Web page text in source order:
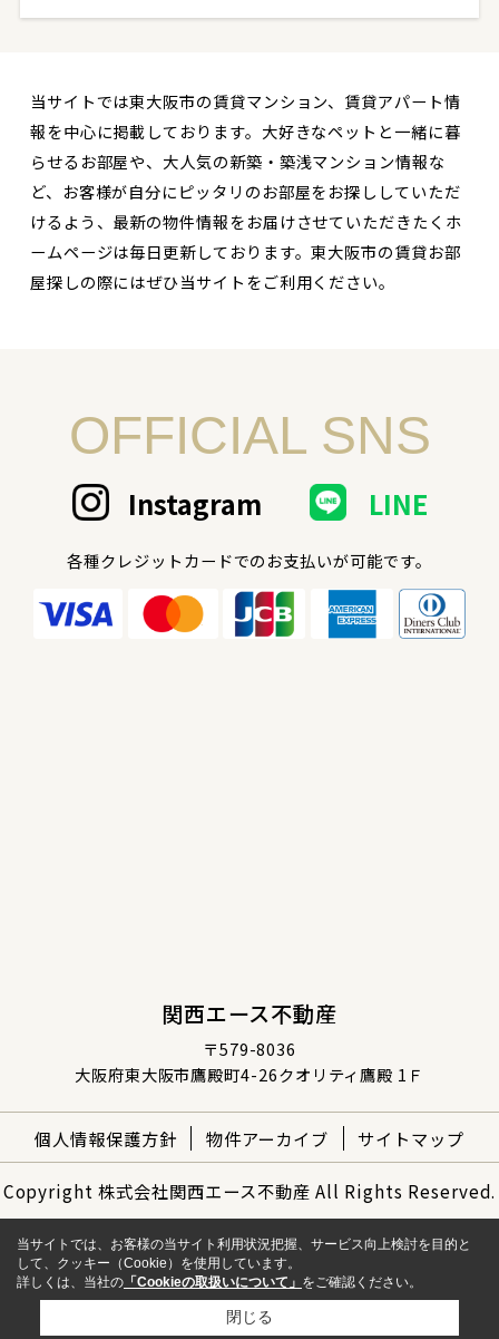
当サイトでは東大阪市の賃貸マンション、賃貸アパート情
報を中心に掲載しております。大好きなペットと一緒に暮
らせるお部屋や、大人気の新築・築浅マンション情報な
ど、お客様が自分にピッタリのお部屋をお探ししていただ
けるよう、最新の物件情報をお届けさせていただきたくホ
ームページは毎日更新しております。東大阪市の賃貸お部
屋探しの際にはぜひ当サイトをご利用ください。
OFFICIAL SNS
Instagram LINE
各種クレジットカードでのお支払いが可能です。
関西エース不動産
〒579-8036
大阪府東大阪市鷹殿町4-26クオリティ鷹殿 1Ｆ
個人情報保護方針 物件アーカイブ サイトマップ
Copyright 株式会社関西エース不動産 All Rights Reserved.
当サイトでは、お客様の当サイト利用状況把握、サービス向上検討を目的と
して、クッキー（Cookie）を使用しています。
詳しくは、当社の 「Cookieの取扱いについて」 をご確認ください。
閉じる